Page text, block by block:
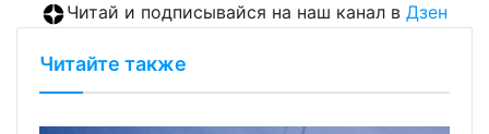
Читай и подписывайся на наш канал в Дзен
Читайте также